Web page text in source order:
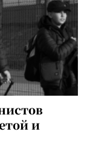
и